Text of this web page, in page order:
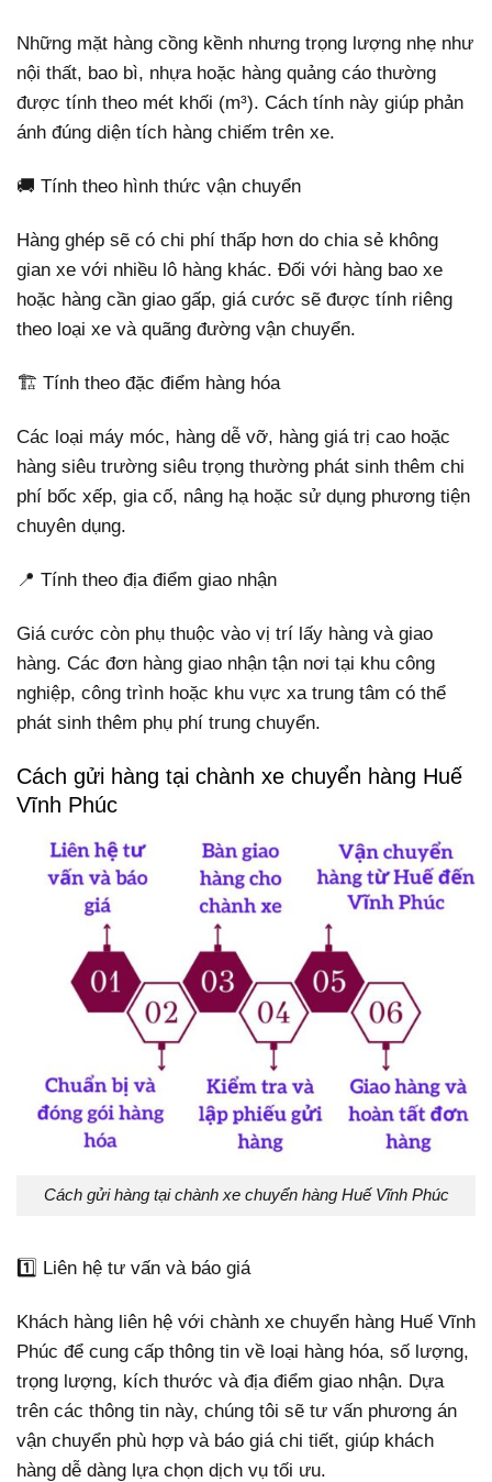
Những mặt hàng cồng kềnh nhưng trọng lượng nhẹ như
nội thất, bao bì, nhựa hoặc hàng quảng cáo thường
được tính theo mét khối (m³). Cách tính này giúp phản
ánh đúng diện tích hàng chiếm trên xe.
🚚 Tính theo hình thức vận chuyển
Hàng ghép sẽ có chi phí thấp hơn do chia sẻ không
gian xe với nhiều lô hàng khác. Đối với hàng bao xe
hoặc hàng cần giao gấp, giá cước sẽ được tính riêng
theo loại xe và quãng đường vận chuyển.
🏗️ Tính theo đặc điểm hàng hóa
Các loại máy móc, hàng dễ vỡ, hàng giá trị cao hoặc
hàng siêu trường siêu trọng thường phát sinh thêm chi
phí bốc xếp, gia cố, nâng hạ hoặc sử dụng phương tiện
chuyên dụng.
📍 Tính theo địa điểm giao nhận
Giá cước còn phụ thuộc vào vị trí lấy hàng và giao
hàng. Các đơn hàng giao nhận tận nơi tại khu công
nghiệp, công trình hoặc khu vực xa trung tâm có thể
phát sinh thêm phụ phí trung chuyển.
Cách gửi hàng tại chành xe chuyển hàng Huế
Vĩnh Phúc
Cách gửi hàng tại chành xe chuyển hàng Huế Vĩnh Phúc
1️⃣ Liên hệ tư vấn và báo giá
Khách hàng liên hệ với chành xe chuyển hàng Huế Vĩnh
Phúc để cung cấp thông tin về loại hàng hóa, số lượng,
trọng lượng, kích thước và địa điểm giao nhận. Dựa
trên các thông tin này, chúng tôi sẽ tư vấn phương án
vận chuyển phù hợp và báo giá chi tiết, giúp khách
hàng dễ dàng lựa chọn dịch vụ tối ưu.